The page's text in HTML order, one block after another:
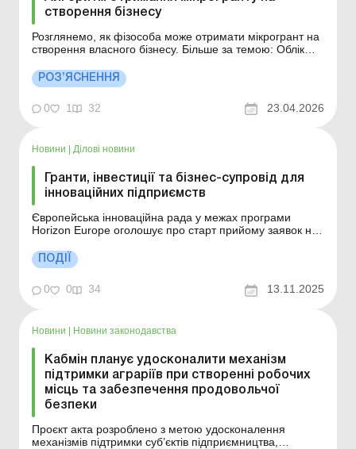
створення бізнесу
Розглянемо, як фізособа може отримати мікрогрант на
створення власного бізнесу. Більше за темою: Облік
мікрогрант на створення власного бізнесу? Мікрогрант
на створення або розвиток власного бізнесу надається
відповідно до умов Порядку надання мікро...
РОЗ’ЯСНЕННЯ
0 1 32 23.04.2026
Новини Ділові новини
Гранти, інвестиції та бізнес-супровід для
інноваційних підприємств
Європейська інноваційна рада у межах програми
Horizon Europe оголошує про старт прийому заявок на
2026. Дедлайн подання – 17 грудня 2026 року. Більше
за темою: Облік грантів та міжнародної технічної
допомоги Бюджетні гранти: як застосовуват...
ПОДІЇ
0 0 34 13.11.2025
Новини | Новини законодавства
Кабмін планує удосконалити механізм
підтримки аграріїв при створенні робочих
місць та забезпечення продовольчої
безпеки
Проєкт акта розроблено з метою удосконалення
механізмів підтримки суб’єктів підприємництва,